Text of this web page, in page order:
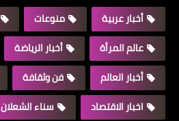
أخبار عربية منوعات
عالم المرأة
أخبار الرياضة
أخبار العالم
فن وثقافة
اخبار الاقتصاد
سناء الشعلان